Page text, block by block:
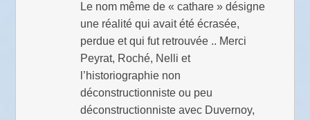
Le nom même de « cathare » désigne
une réalité qui avait été écrasée,
perdue et qui fut retrouvée .. Merci
Peyrat, Roché, Nelli et
l’historiographie non
déconstructionniste ou peu
déconstructionniste avec Duvernoy,